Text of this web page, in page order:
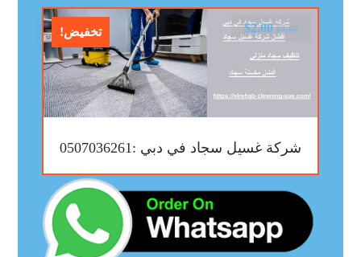
تخفيض!
شركة غسيل سجاد في دبي :0507036261
$5.00
$2.00